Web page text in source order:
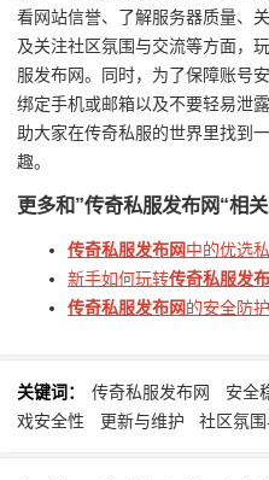
看网站信誉、了解服务器质量、
及关注社区氛围与交流等方面，
服发布网。同时，为了保障账号
绑定手机或邮箱以及不要轻易泄
助大家在传奇私服的世界里找到
趣。
更多和”传奇私服发布网“相
传奇私服发布网中的优选
新手如何玩转传奇私服发
传奇私服发布网的安全防
关键词： 传奇私服发布网 安全
戏安全性
更新与维护 社区氛